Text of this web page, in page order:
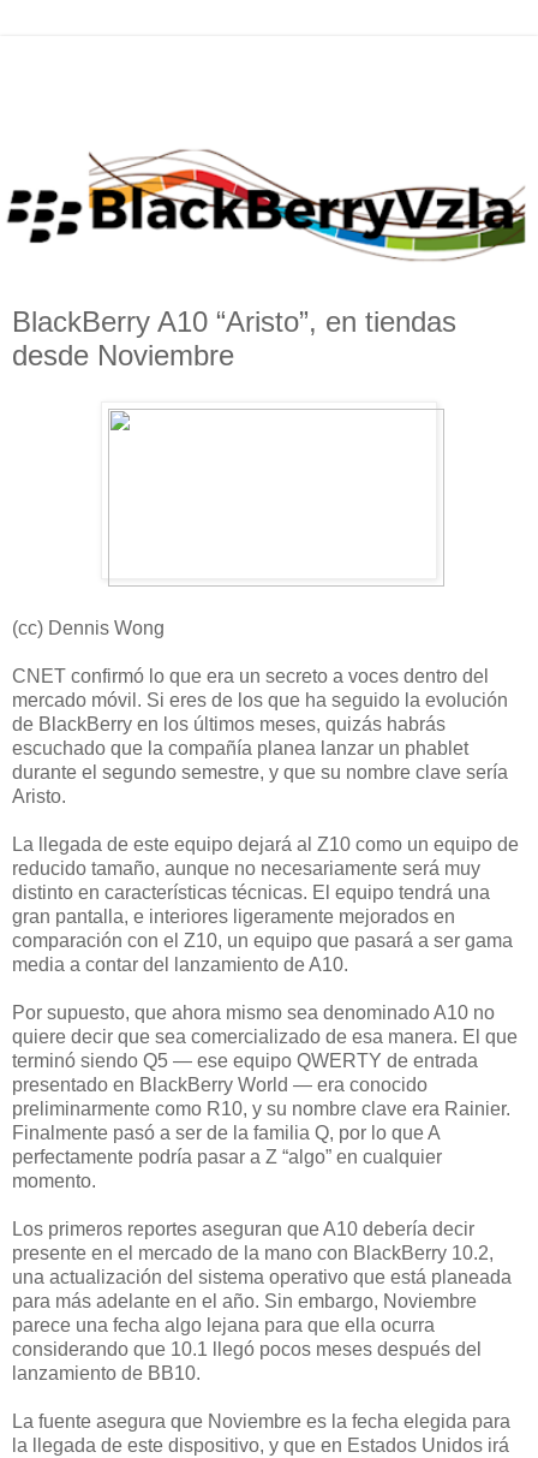
BlackBerry A10 “Aristo”, en tiendas
desde Noviembre
(cc) Dennis Wong
CNET confirmó lo que era un secreto a voces dentro del
mercado móvil. Si eres de los que ha seguido la evolución
de BlackBerry en los últimos meses, quizás habrás
escuchado que la compañía planea lanzar un phablet
durante el segundo semestre, y que su nombre clave sería
Aristo.
La llegada de este equipo dejará al Z10 como un equipo de
reducido tamaño, aunque no necesariamente será muy
distinto en características técnicas. El equipo tendrá una
gran pantalla, e interiores ligeramente mejorados en
comparación con el Z10, un equipo que pasará a ser gama
media a contar del lanzamiento de A10.
Por supuesto, que ahora mismo sea denominado A10 no
quiere decir que sea comercializado de esa manera. El que
terminó siendo Q5 — ese equipo QWERTY de entrada
presentado en BlackBerry World — era conocido
preliminarmente como R10, y su nombre clave era Rainier.
Finalmente pasó a ser de la familia Q, por lo que A
perfectamente podría pasar a Z “algo” en cualquier
momento.
Los primeros reportes aseguran que A10 debería decir
presente en el mercado de la mano con BlackBerry 10.2,
una actualización del sistema operativo que está planeada
para más adelante en el año. Sin embargo, Noviembre
parece una fecha algo lejana para que ella ocurra
considerando que 10.1 llegó pocos meses después del
lanzamiento de BB10.
La fuente asegura que Noviembre es la fecha elegida para
la llegada de este dispositivo, y que en Estados Unidos irá